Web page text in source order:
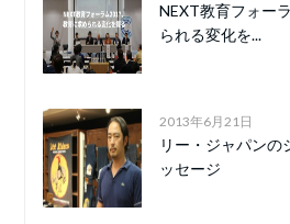
NEXT教育フォー
られる変化を...
2013年6月21日
リー・ジャパンの
ッセージ